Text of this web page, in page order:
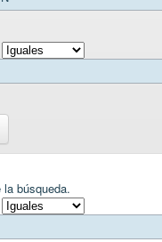
búsqueda.